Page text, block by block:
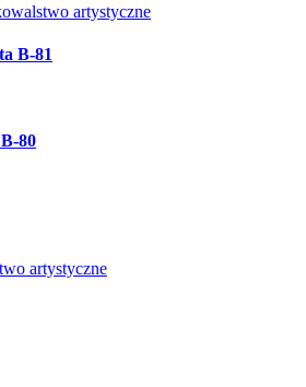
B-81
80